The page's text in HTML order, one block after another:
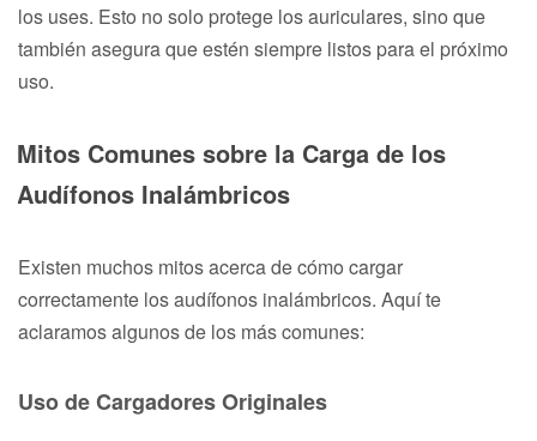
los uses. Esto no solo protege los auriculares, sino que
también asegura que estén siempre listos para el próximo
uso.
Mitos Comunes sobre la Carga de los
Audífonos Inalámbricos
Existen muchos mitos acerca de cómo cargar
correctamente los audífonos inalámbricos. Aquí te
aclaramos algunos de los más comunes:
Uso de Cargadores Originales